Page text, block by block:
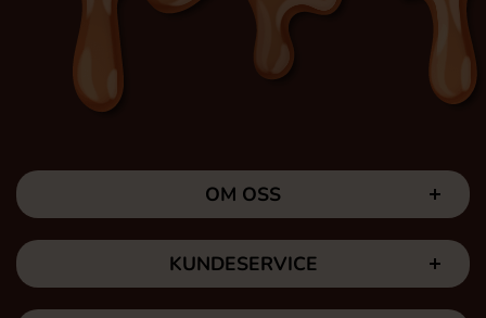
OM OSS
KUNDESERVICE